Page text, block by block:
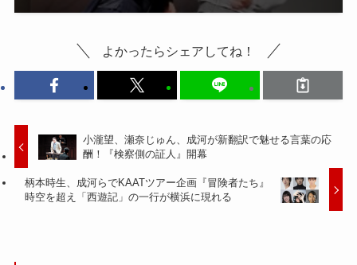
よかったらシェアしてね！
小瀧望、瀬奈じゅん、成河が新翻訳で魅せる言葉の応
酬！『検察側の証人』開幕
柄本時生、成河らでKAATツアー企画『冒険者たち』
時空を超え「西遊記」の一行が横浜に現れる